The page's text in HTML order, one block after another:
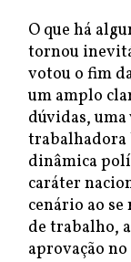
O que há
tornou
votou o fim
um amplo
dúvidas,
trabalhadora
dinâmica
caráter
cenário ao
de trabalho,
aprovação no